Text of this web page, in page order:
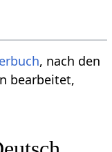
, nach den
bearbeitet,